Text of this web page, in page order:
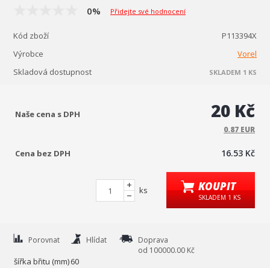
0% Přidejte své hodnocení
Kód zboží
P113394X
Výrobce
Vorel
Skladová dostupnost
SKLADEM 1 KS
Naše cena s DPH 20 Kč
0.87 EUR
Cena bez DPH 16.53 Kč
ks KOUPIT
SKLADEM 1 KS
Porovnat Hlídat
Doprava
od 100000.00 Kč
šířka břitu (mm)60